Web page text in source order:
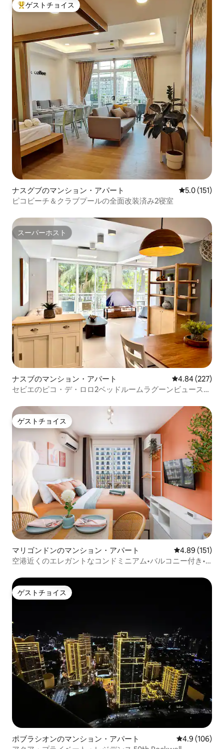
大好評のゲストチョイスです。
ゲストチョイス
ナスグブのマンション・アパート レビュー151
5.0 (151)
ピコビーチ＆クラブプールの全面改装済み2寝室
スーパーホスト
スーパーホスト
ナスブのマンション・アパート レビュー227
4.84 (227)
セビエのピコ・デ・ロロ2ベッドルームラグーンビュースイ
ゲストチョイス
ゲストチョイス
マリゴンドンのマンション・アパート レビュー151
4.89 (151)
空港近くのエレガントなコンドミニアム•バルコニー付き•
ゲストチョイス
ゲストチョイス
ポブラシオンのマンション・アパート レビュー106
4.9 (106)